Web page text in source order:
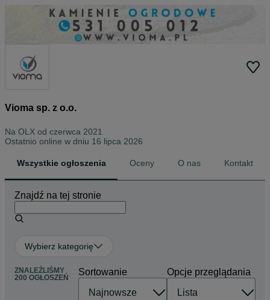
Vioma sp. z o.o.
Na OLX od czerwca 2021
Ostatnio online w dniu 16 lipca 2026
Wszystkie ogłoszenia Oceny O nas Kontakt
Znajdź na tej stronie
Wybierz kategorię
ZNALEŹLIŚMY
200 OGŁOSZEŃ
Sortowanie Opcje przeglądania